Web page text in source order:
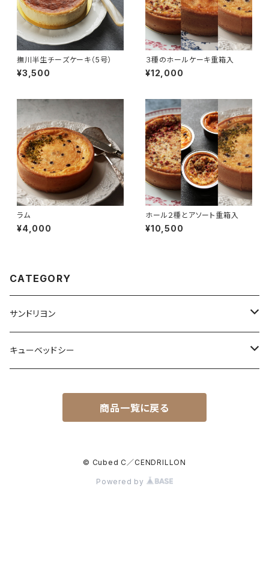
撫川半生チーズケーキ（5号）
¥3,500
３種のホールケーキ重箱入
¥12,000
ラム
¥4,000
ホール２種とアソート重箱入
¥10,500
CATEGORY
サンドリヨン
ホール
キューベッドシー
商品一覧に戻る
© Cubed C／CENDRILLON
Powered by